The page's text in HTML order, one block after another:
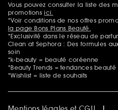
Mentions additionnelles
Vous pouvez consulter la liste des
promotionsici.
*Voir conditions de nos offres
la page Bons Plans Beauté.
*Exclusivité dans le réseau de
Clean at Sephora : Des formules
soin
*k-beauty = beauté coréenne
*Beauty Trends = tendances beauté
*Wishlist = liste de souhaits